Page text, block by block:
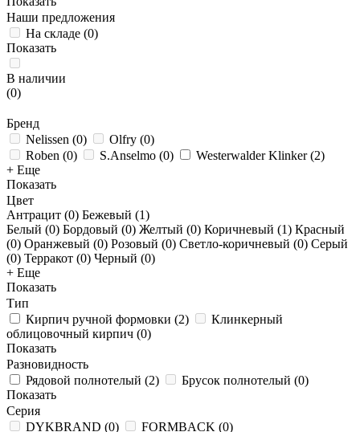
Наши предложения
На складе (0)
Показать
В наличии
(0)
Бренд
Nelissen (0) Olfry (0)
Roben (0) S.Anselmo (0) Westerwalder Klinker(2)
+ Еще
Показать
Цвет
Антрацит (0) Бежевый (1)
Белый (0) Бордовый (0) Желтый (0) Коричневый (1) Красный
(0) Оранжевый (0) Розовый (0) Светло-коричневый (0) Серый
(0) Терракот (0) Черный (0)
+ Еще
Показать
Тип
Кирпич ручной формовки (2)
Клинкерный
облицовочный кирпич (0)
Показать
Разновидность
Рядовой полнотелый (2) Брусок полнотелый (0)
Показать
Серия
DYKBRAND (0) FORMBACK (0)